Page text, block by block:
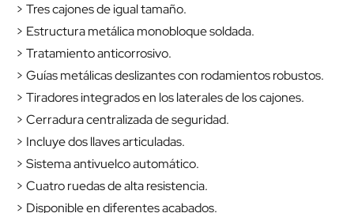
> Tres cajones de igual tamaño.
> Estructura metálica monobloque soldada.
> Tratamiento anticorrosivo.
> Guías metálicas deslizantes con rodamientos robustos.
> Tiradores integrados en los laterales de los cajones.
> Cerradura centralizada de seguridad.
> Incluye dos llaves articuladas.
> Sistema antivuelco automático.
> Cuatro ruedas de alta resistencia.
> Disponible en diferentes acabados.